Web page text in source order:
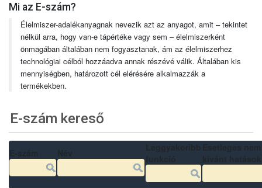
Mi az E-szám?
Élelmiszer-adalékanyagnak nevezik azt az anyagot, amit – tekintet
nélkül arra, hogy van-e tápértéke vagy sem – élelmiszerként
önmagában általában nem fogyasztanak, ám az élelmiszerhez
technológiai célból hozzáadva annak részévé válik. Általában kis
mennyiségben, határozott cél elérésére alkalmazzák a
termékekben.
E-szám kereső